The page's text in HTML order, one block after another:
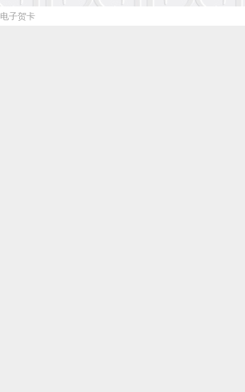
电子贺卡